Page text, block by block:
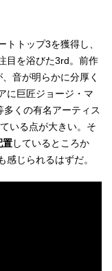
トップ3を獲得し、
目を浴びた3rd。前作
音が明らかに分厚く
に巨匠ジョージ・マ
くの有名アーティス
いる点が大きい。そ
置しているところか
じられるはずだ。